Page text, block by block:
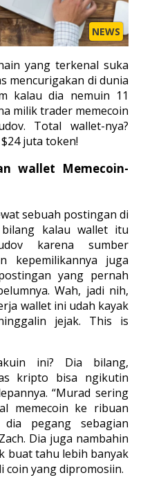
NEWS
yang terkenal suka
mencurigakan di dunia
kalau dia nemuin 11
milik trader memecoin
Total wallet-nya?
juta token!
wallet Memecoin-
sebuah postingan di
kalau wallet itu
karena sumber
kepemilikannya juga
yang pernah
Wah, jadi nih,
wallet ini udah kayak
jejak. This is
ini? Dia bilang,
kripto bisa ngikutin
“Murad sering
memecoin ke ribuan
dia pegang sebagian
Dia juga nambahin
buat tahu lebih banyak
coin yang dipromosiin.